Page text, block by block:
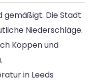
gemäßigt. Die Stadt
Niederschläge.
Köppen und
in Leeds